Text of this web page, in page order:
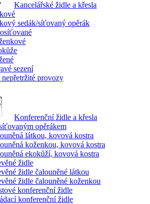
Kancelářské židle a křesla
sedák/síťovaný opěrák
sezení
nepřetržité provozy
Konferenční židle a křesla
opěrákem
látkou, kovová kostra
koženkou, kovová kostra
ekokůží, kovová kostra
židle
židle čalouněné látkou
židle čalouněné koženkou
konferenční židle
konferenční židle